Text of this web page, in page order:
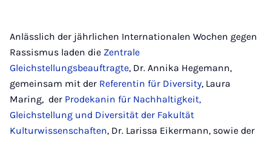
Anlässlich der jährlichen Internationalen Wochen gegen
Rassismus laden die Zentrale
Gleichstellungsbeauftragte, Dr. Annika Hegemann,
gemeinsam mit der Referentin für Diversity, Laura
Maring, der Prodekanin für Nachhaltigkeit,
Gleichstellung und Diversität der Fakultät
Kulturwissenschaften, Dr. Larissa Eikermann, sowie der